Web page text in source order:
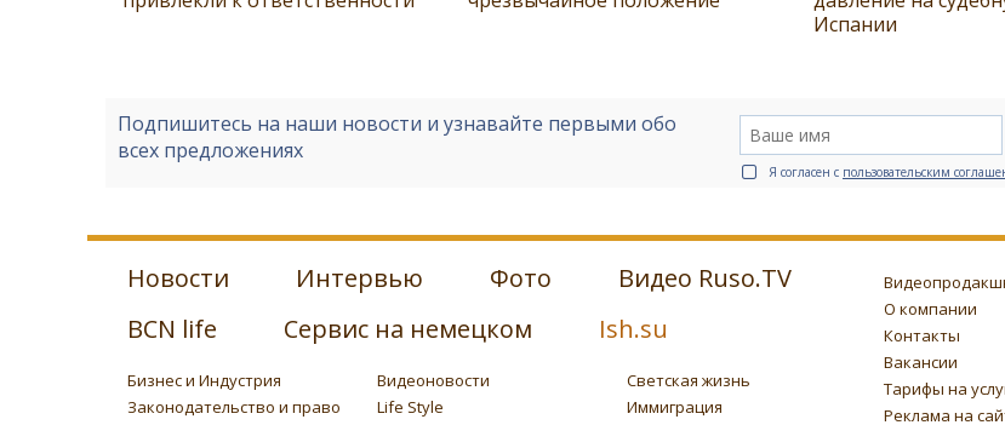
Испании
Подпишитесь на наши новости и узнавайте первыми обо
всех предложениях
Я согласен с пользовательским
Новости Интервью Фото
Видео Ruso.TV
BCN life
Сервис на немецком Ish.su
Бизнес и Индустрия Видеоновости
Светская жизнь
Законодательство и право
Life Style
Иммиграция
О компании
Контакты
Вакансии
Тарифы на
Реклама на